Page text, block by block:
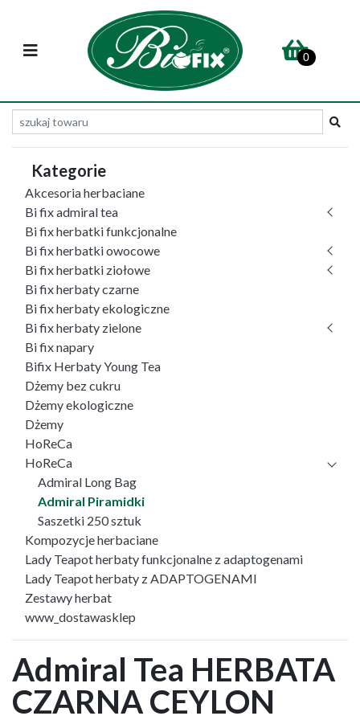
0
Kategorie
Akcesoria herbaciane
Bi fix admiral tea
Bi fix herbatki funkcjonalne
Bi fix herbatki owocowe
Bi fix herbatki ziołowe
Bi fix herbaty czarne
Bi fix herbaty ekologiczne
Bi fix herbaty zielone
Bi fix napary
Bifix Herbaty Young Tea
Dżemy bez cukru
Dżemy ekologiczne
Dżemy
HoReCa
HoReCa
Admiral Long Bag
Admiral Piramidki
Saszetki 250 sztuk
Kompozycje herbaciane
Lady Teapot herbaty funkcjonalne z adaptogenami
Lady Teapot herbaty z ADAPTOGENAMI
Zestawy herbat
www_dostawasklep
Admiral Tea HERBATA
CZARNA CEYLON